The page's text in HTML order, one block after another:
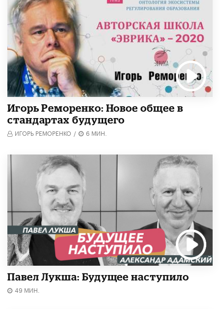
Игорь Реморенко: Новое общее в
стандартах будущего
ИГОРЬ РЕМОРЕНКО / 6 МИН.
Павел Лукша: Будущее наступило
49 МИН.